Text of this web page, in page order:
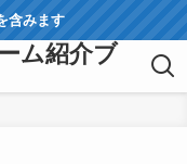
含みます
ム紹介ブ